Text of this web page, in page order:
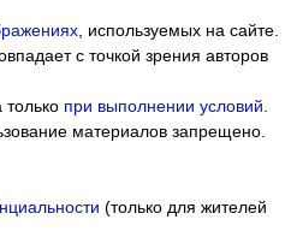
, используемых на сайте.
с точкой зрения авторов
при выполнении условий.
материалов запрещено.
(только для жителей